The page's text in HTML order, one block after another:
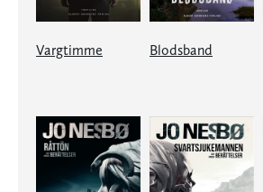
Vargtimme Blodsband